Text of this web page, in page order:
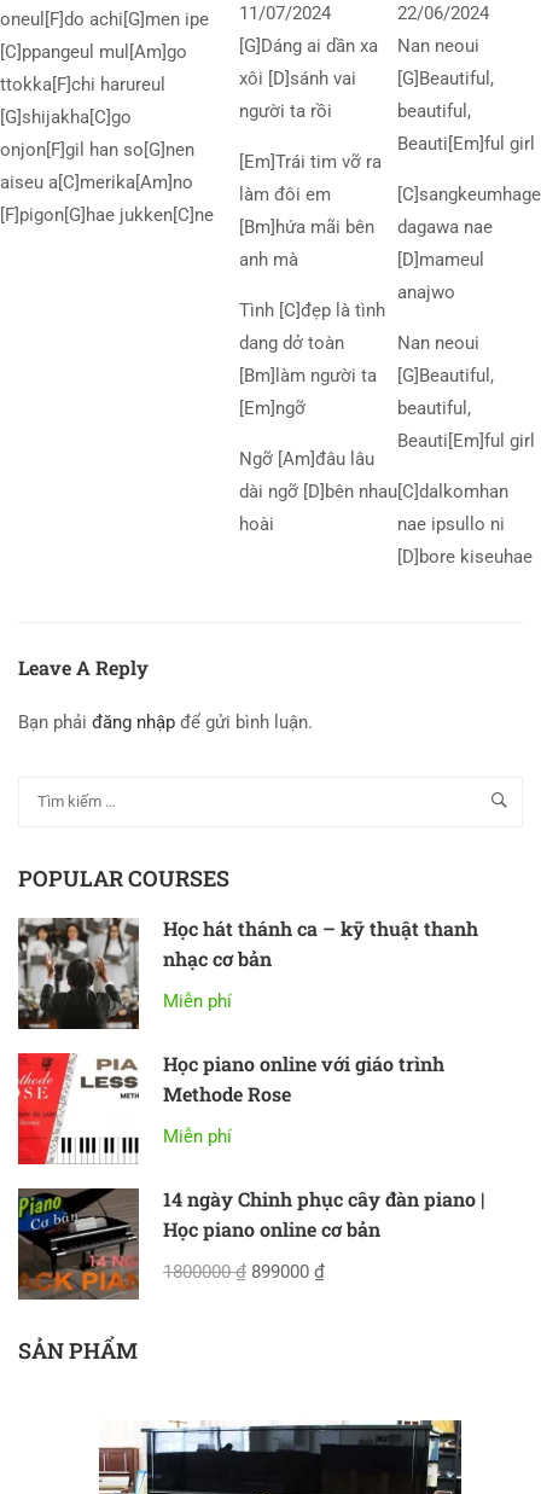
oneul[F]do achi[G]men ipe
[C]ppangeul mul[Am]go
ttokka[F]chi harureul
[G]shijakha[C]go
onjon[F]gil han so[G]nen
aiseu a[C]merika[Am]no
[F]pigon[G]hae jukken[C]ne
11/07/2024
[G]Dáng ai dần xa
xôi [D]sánh vai
người ta rồi
[Em]Trái tim vỡ ra
làm đôi em
[Bm]hứa mãi bên
anh mà
Tình [C]đẹp là tình
dang dở toàn
[Bm]làm người ta
[Em]ngỡ
Ngỡ [Am]đâu lâu
dài ngỡ [D]bên nhau
hoài
22/06/2024
Nan neoui
[G]Beautiful,
beautiful,
Beauti[Em]ful girl
[C]sangkeumhage
dagawa nae
[D]mameul
anajwo
Nan neoui
[G]Beautiful,
beautiful,
Beauti[Em]ful girl
[C]dalkomhan
nae ipsullo ni
[D]bore kiseuhae
Leave A Reply
Bạn phải đăng nhập để gửi bình luận.
POPULAR COURSES
Học hát thánh ca – kỹ thuật thanh
nhạc cơ bản
Miễn phí
Học piano online với giáo trình
Methode Rose
Miễn phí
14 ngày Chinh phục cây đàn piano |
Học piano online cơ bản
1800000 ₫ 899000 ₫
SẢN PHẨM